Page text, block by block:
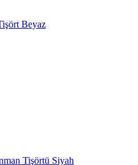
Beyaz
Tişörtü Siyah